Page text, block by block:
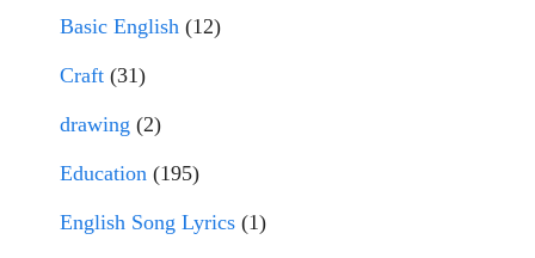
Basic English (12)
Craft (31)
drawing (2)
Education (195)
English Song Lyrics (1)